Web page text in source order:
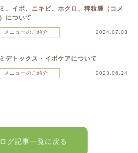
、イボ、ニキビ、ホクロ、稗粒腫（コメ
について
メニューのご紹介 2024.07.03
デトックス・イボケアについて
メニューのご紹介 2023.06.24
グ記事一覧に戻る